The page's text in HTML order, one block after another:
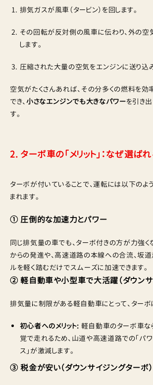
排気ガスが風車（タービン）を回します。
その回転が反対側の風車に伝わり、外の空
します。
圧縮された大量の空気をエンジンに送り込
空気がたくさんあれば、その分多くの燃料を効
でき、 小さなエンジンでも大きなパワーを引き
す。
2. ターボ車の「メリット」：なぜ選ば
ターボが付いていることで、運転には以下のよ
まれます。
① 圧倒的な加速力とパワー
同じ排気量の車でも、ターボ付きの方が力強く
からの発進や、高速道路の本線への合流、坂道
ルを軽く踏むだけでスムーズに加速できます。
② 軽自動車や小型車で大活躍（ダウンサ
排気量に制限がある軽自動車にとって、ターボ
初心者へのメリット: 軽自動車のターボ車な
覚で走れるため、山道や高速道路での「パ
ス」が激減します。
③ 税金が安い（ダウンサイジングターボ）